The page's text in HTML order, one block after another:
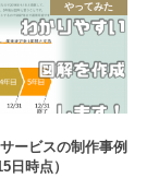
やってみた
ービスの制作事例
日時点）